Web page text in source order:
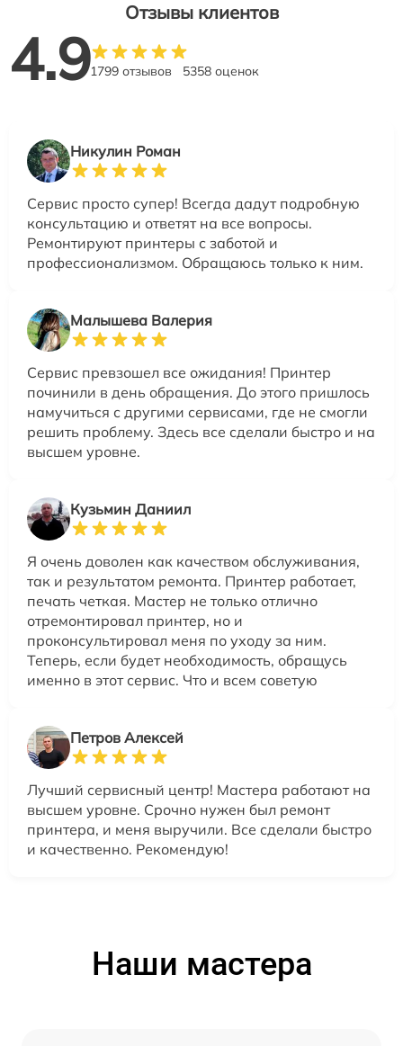
Отзывы клиентов
4.91799 отзывов 5358 оценок
Никулин Роман
Сервис просто супер! Всегда дадут подробную
консультацию и ответят на все вопросы.
Ремонтируют принтеры с заботой и
профессионализмом. Обращаюсь только к ним.
Малышева Валерия
Сервис превзошел все ожидания! Принтер
починили в день обращения. До этого пришлось
намучиться с другими сервисами, где не смогли
решить проблему. Здесь все сделали быстро и на
высшем уровне.
Кузьмин Даниил
Я очень доволен как качеством обслуживания,
так и результатом ремонта. Принтер работает,
печать четкая. Мастер не только отлично
отремонтировал принтер, но и
проконсультировал меня по уходу за ним.
Теперь, если будет необходимость, обращусь
именно в этот сервис. Что и всем советую
Петров Алексей
Лучший сервисный центр! Мастера работают на
высшем уровне. Срочно нужен был ремонт
принтера, и меня выручили. Все сделали быстро
и качественно. Рекомендую!
Наши мастера